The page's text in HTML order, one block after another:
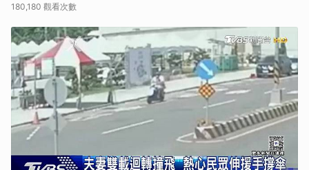
180,180 觀看次數